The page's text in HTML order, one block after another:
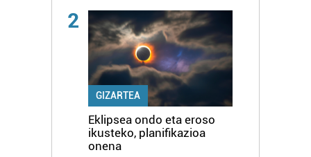
2
GIZARTEA
Eklipsea ondo eta eroso
ikusteko, planifikazioa
onena